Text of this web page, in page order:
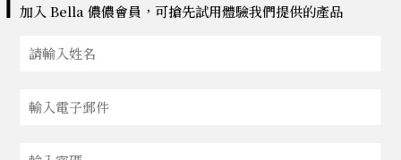
加入 Bella 儂儂會員，可搶先試用體驗我們提供的產品